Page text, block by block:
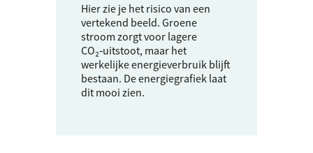
Hier zie je het risico van een
vertekend beeld. Groene
stroom zorgt voor lagere
CO₂‑uitstoot, maar het
werkelijke energieverbruik blijft
bestaan. De energiegrafiek laat
dit mooi zien.